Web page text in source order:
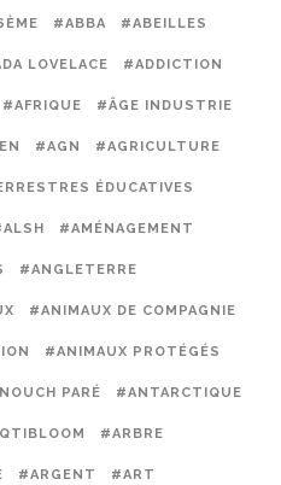
#ABBA #ABEILLES
LOVELACE #ADDICTION
#AFRIQUE #ÂGE INDUSTRIE
#AGN #AGRICULTURE
ÉDUCATIVES
#AMÉNAGEMENT
#ANGLETERRE
#ANIMAUX DE COMPAGNIE
#ANIMAUX PROTÉGÉS
PARÉ #ANTARCTIQUE
#ARBRE
#ARGENT #ART